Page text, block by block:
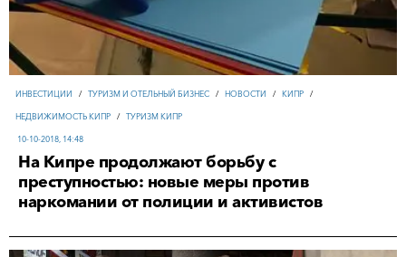
ИНВЕСТИЦИИ / ТУРИЗМ И ОТЕЛЬНЫЙ БИЗНЕС / НОВОСТИ / КИПР /
НЕДВИЖИМОСТЬ КИПР / ТУРИЗМ КИПР
10-10-2018, 14:48
На Кипре продолжают борьбу с
преступностью: новые меры против
наркомании от полиции и активистов